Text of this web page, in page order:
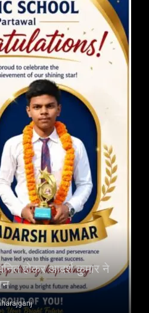
उत्तर प्रदेश क्राइम
बसंतपुर नहर में मिली देवरिया के
August 20, 2025